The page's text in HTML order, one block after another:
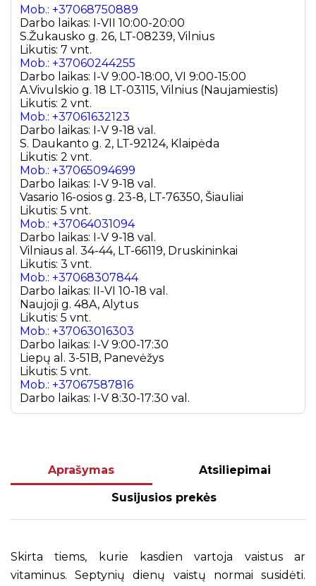
Mob.: +37068750889
Darbo laikas: I-VII 10:00-20:00
S.Žukausko g. 26, LT-08239, Vilnius
Likutis: 7 vnt.
Mob.: +37060244255
Darbo laikas: I-V 9:00-18:00, VI 9:00-15:00
A.Vivulskio g. 18 LT-03115, Vilnius (Naujamiestis)
Likutis: 2 vnt.
Mob.: +37061632123
Darbo laikas: I-V 9-18 val.
S. Daukanto g. 2, LT-92124, Klaipėda
Likutis: 2 vnt.
Mob.: +37065094699
Darbo laikas: I-V 9-18 val.
Vasario 16-osios g. 23-8, LT-76350, Šiauliai
Likutis: 5 vnt.
Mob.: +37064031094
Darbo laikas: I-V 9-18 val.
Vilniaus al. 34-44, LT-66119, Druskininkai
Likutis: 3 vnt.
Mob.: +37068307844
Darbo laikas: II-VI 10-18 val.
Naujoji g. 48A, Alytus
Likutis: 5 vnt.
Mob.: +37063016303
Darbo laikas: I-V 9:00-17:30
Liepų al. 3-51B, Panevėžys
Likutis: 5 vnt.
Mob.: +37067587816
Darbo laikas: I-V 8:30-17:30 val.
Aprašymas Atsiliepimai
Susijusios prekės
Skirta tiems, kurie kasdien vartoja vaistus ar
vitaminus. Septynių dienų vaistų normai susidėti.